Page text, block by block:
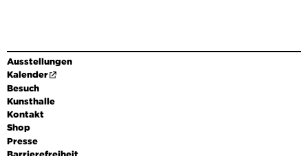
Ausstellungen
Kalender
Besuch
Kunsthalle
Kontakt
Shop
Presse